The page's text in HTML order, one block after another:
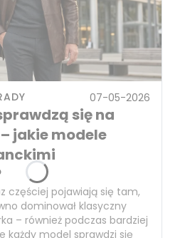
07-05-2026
się na
jakie modele
częściej pojawiają się tam,
dominował klasyczny
– również podczas bardziej
każdy model sprawdzi się